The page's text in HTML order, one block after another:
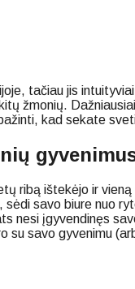
tačiau jis
žmonių.
kad sekate
ribą ištekėjo ir
savo biure nuo
nesi įgyvendinęs
savo gyvenimu